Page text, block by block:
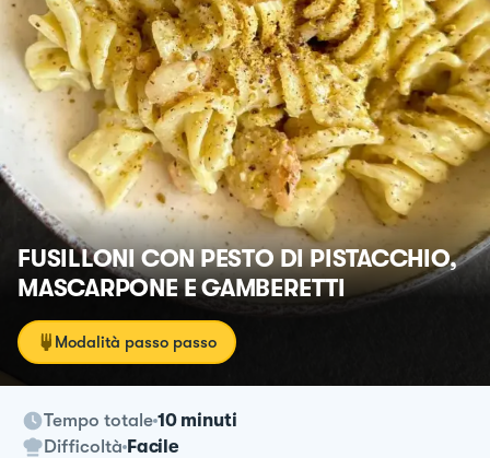
FUSILLONI CON PESTO DI PISTACCHIO,
MASCARPONE E GAMBERETTI
Modalità passo passo
Tempo totale 10 minuti
Difficoltà Facile